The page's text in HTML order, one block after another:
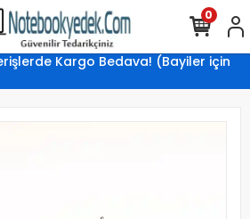
Kargo Bedava! (Bayiler için
0